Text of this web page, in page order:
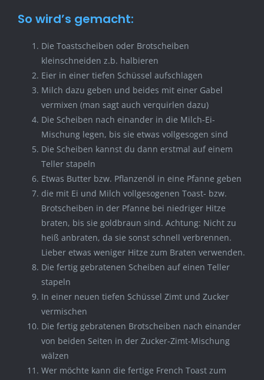
So wird’s gemacht:
Die Toastscheiben oder Brotscheiben
kleinschneiden z.b. halbieren
Eier in einer tiefen Schüssel aufschlagen
Milch dazu geben und beides mit einer Gabel
vermixen (man sagt auch verquirlen dazu)
Die Scheiben nach einander in die Milch-Ei-
Mischung legen, bis sie etwas vollgesogen sind
Die Scheiben kannst du dann erstmal auf einem
Teller stapeln
Etwas Butter bzw. Pflanzenöl in eine Pfanne geben
die mit Ei und Milch vollgesogenen Toast- bzw.
Brotscheiben in der Pfanne bei niedriger Hitze
braten, bis sie goldbraun sind. Achtung: Nicht zu
heiß anbraten, da sie sonst schnell verbrennen.
Lieber etwas weniger Hitze zum Braten verwenden.
Die fertig gebratenen Scheiben auf einen Teller
stapeln
In einer neuen tiefen Schüssel Zimt und Zucker
vermischen
Die fertig gebratenen Brotscheiben nach einander
von beiden Seiten in der Zucker-Zimt-Mischung
wälzen
Wer möchte kann die fertige French Toast zum